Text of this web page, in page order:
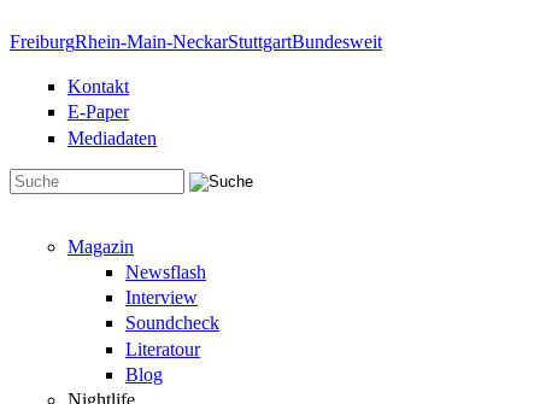
FreiburgRhein-Main-NeckarStuttgartBundesweit
Kontakt
E-Paper
Mediadaten
Magazin
Newsflash
Interview
Soundcheck
Literatour
Blog
Nightlife